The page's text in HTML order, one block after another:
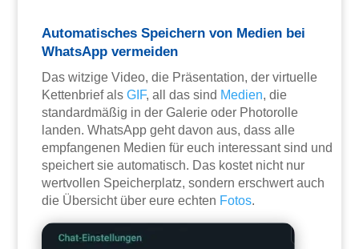
Automatisches Speichern von Medien bei
WhatsApp vermeiden
Das witzige Video, die Präsentation, der virtuelle
Kettenbrief alsGIF, all das sind Medien, die
standardmäßig in der Galerie oder Photorolle
landen. WhatsApp geht davon aus, dass alle
empfangenen Medien für euch interessant sind und
speichert sie automatisch. Das kostet nicht nur
wertvollen Speicherplatz, sondern erschwert auch
die Übersicht über eure echten Fotos.